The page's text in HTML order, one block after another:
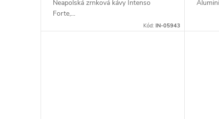
k
Neapolská zrnková kávy Intenso
Forte,...
Kód:IN-05943